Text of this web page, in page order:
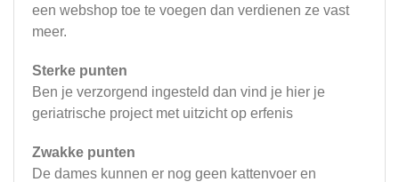
een webshop toe te voegen dan verdienen ze vast
meer.
Sterke punten
Ben je verzorgend ingesteld dan vind je hier je
geriatrische project met uitzicht op erfenis
Zwakke punten
De dames kunnen er nog geen kattenvoer en